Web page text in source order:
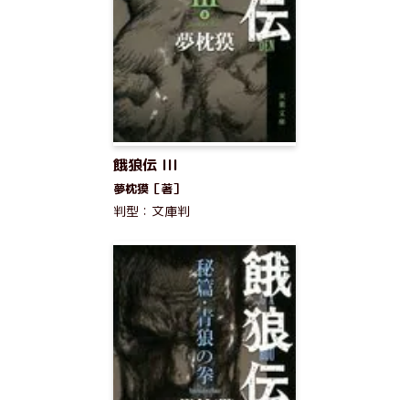
餓狼伝 III
夢枕獏［著］
判型：文庫判